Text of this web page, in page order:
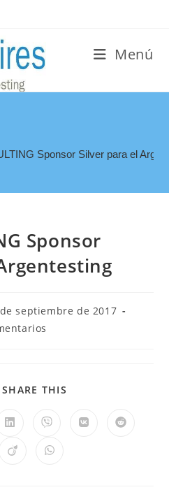
Menú
Sponsor Silver para el
Sponsor
septiembre de 2017
THIS